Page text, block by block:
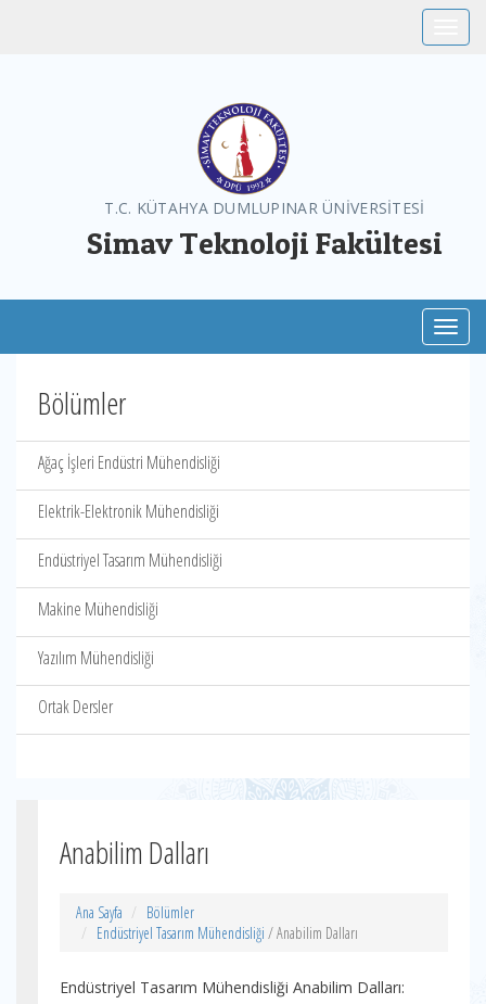
T.C. KÜTAHYA DUMLUPINAR ÜNİVERSİTESİ
Simav Teknoloji Fakültesi
Bölümler
Ağaç İşleri Endüstri Mühendisliği
Elektrik-Elektronik Mühendisliği
Endüstriyel Tasarım Mühendisliği
Makine Mühendisliği
Yazılım Mühendisliği
Ortak Dersler
Anabilim Dalları
Ana Sayfa
Bölümler
Endüstriyel Tasarım Mühendisliği / Anabilim Dalları
Endüstriyel Tasarım Mühendisliği Anabilim Dalları: